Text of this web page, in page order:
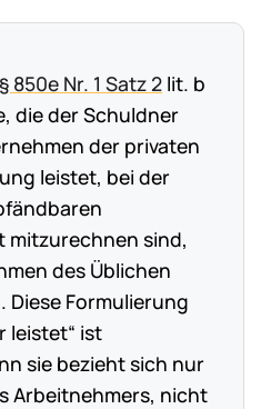
§ 850e Nr. 1 Satz 2 lit. b
die der Schuldner
der privaten
leistet, bei der
mitzurechnen sind,
des Üblichen
Formulierung
leistet“ ist
sie bezieht sich nur
Arbeitnehmers, nicht